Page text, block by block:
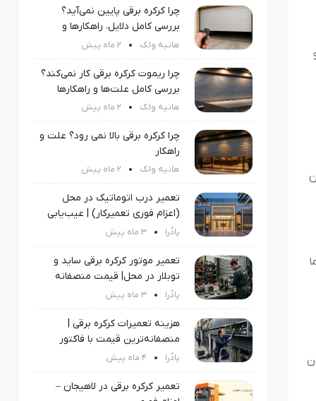
چرا کرکره برقی پایین نمی‌آید؟
بررسی کامل دلایل، راهکارها و
روش‌های رفع مشکل
هانیه ولک 2 ماه پیش
چرا ریموت کرکره برقی کار نمی‌کند؟
بررسی کامل علت‌ها و راهکارها
هانیه ولک 2 ماه پیش
چرا کرکره برقی بالا نمی رود؟ علت و
راهکار
هانیه ولک 2 ماه پیش
تعمیر درب اتوماتیک در محل
(اعزام فوری تعمیرکار) | عیب‌یابی
تخصصی با هزینه کاملاً منصفانه
پادُرا 3 ماه پیش
تعمیر موتور کرکره برقی ساید و
توبلار در محل| قیمت منصفانه
ارسال فوری تعمیر کار
پادُرا 3 ماه پیش
هزینه تعمیرات کرکره برقی |
منصفانه‌ترین قیمت با فاکتور
رسمی
پادُرا 4 ماه پیش
تعمیر کرکره برقی در لاهیجان –